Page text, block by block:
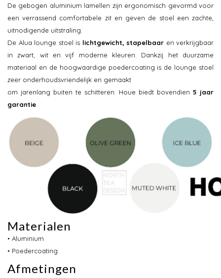
De gebogen aluminium lamellen zijn ergonomisch gevormd voor
een verrassend comfortabele zit en geven de stoel een zachte,
uitnodigende uitstraling.
De Alua lounge stoel is lichtgewicht, stapelbaar en verkrijgbaar
in zwart, wit en vijf moderne kleuren. Dankzij het duurzame
materiaal en de hoogwaardige poedercoating is de lounge stoel
zeer onderhoudsvriendelijk en gemaakt
om jarenlang buiten te schitteren. Houe biedt bovendien 5 jaar
garantie.
Materialen
• Aluminium
• Poedercoating
Afmetingen